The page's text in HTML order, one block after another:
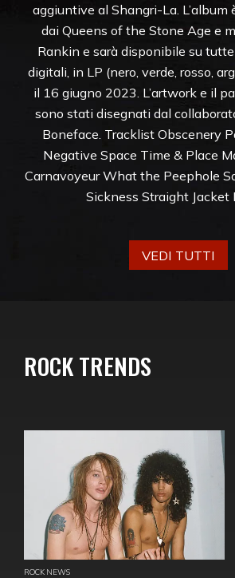
aggiuntive al Shangri-La. L’album
dai Queens of the Stone Age e
Rankin e sarà disponibile su
digitali, in LP (nero, verde, rosso,
il 16 giugno 2023. L’artwork e il
sono stati disegnati dal
Boneface. Tracklist Obscenery
Negative Space Time & Place
Carnavoyeur What the Peephole
Sickness Straight Jacket
VEDI TUTTI
ROCK TRENDS
ROCK NEWS